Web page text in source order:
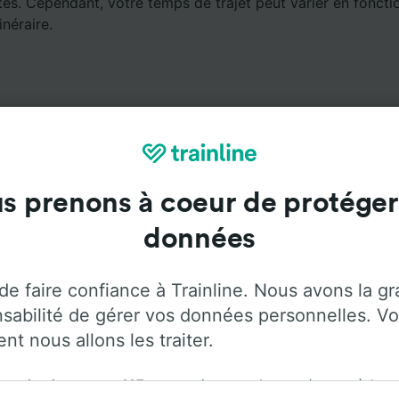
Services à bord
de Potsdam à Hamburg Hbf avec
. Utilisez les
plus d'informations sur les services à bord de chaque
prenons à coeur de
données
faire confiance à Trainline. Nous avons la
de gérer vos données personnelles.
nous allons les traiter.
et ses115partenaires stockent et/ou accèdent